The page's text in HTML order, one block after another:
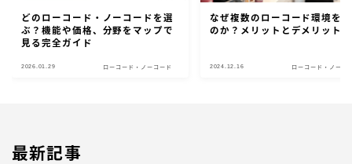
どのローコード・ノーコードを選
ぶ？機能や価格、分野をマップで
見る完全ガイド
2026.01.29 ローコード・ノーコード
なぜ複数のローコード環境を
のか？メリットとデメリット
2024.12.16 ローコード・ノーコ
最新記事